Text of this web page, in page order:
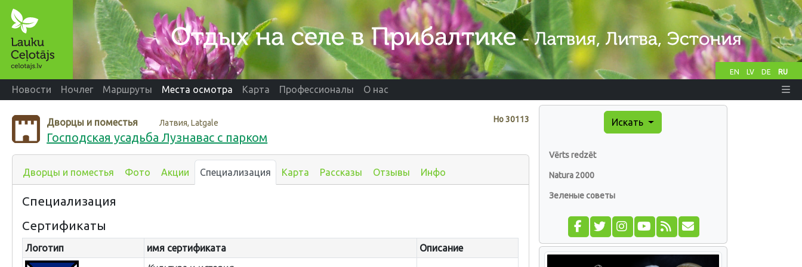
EN LV DE RU
Новости Ночлег Маршруты Места осмотра Карта Профессионалы О нас
Нo30113
Дворцы и поместья Латвия, Latgale
Господская усадьба Лузнавас с парком
Дворцы и поместья Фото Акции Специализация Карта Рассказы Отзывы Инфо
Специализация
Сертификаты
Логотип имя сертификата
Описание
Искать
Vērts redzēt
Natura 2000
Зеленые советы